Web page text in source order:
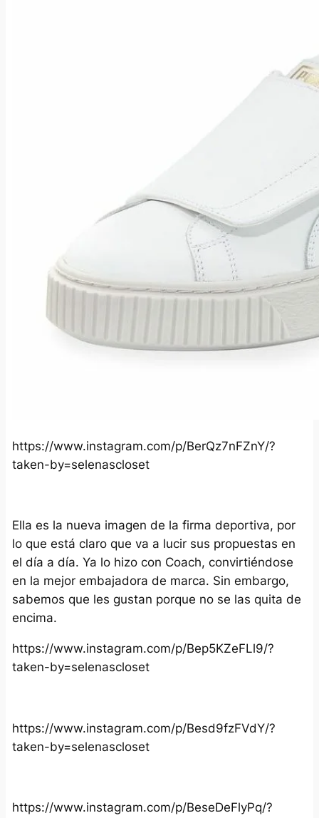
https://www.instagram.com/p/BerQz7nFZnY/?
taken-by=selenascloset
Ella es la nueva imagen de la firma deportiva, por
lo que está claro que va a lucir sus propuestas en
el día a día. Ya lo hizo con Coach, convirtiéndose
en la mejor embajadora de marca. Sin embargo,
sabemos que les gustan porque no se las quita de
encima.
https://www.instagram.com/p/Bep5KZeFLl9/?
taken-by=selenascloset
https://www.instagram.com/p/Besd9fzFVdY/?
taken-by=selenascloset
https://www.instagram.com/p/BeseDeFlyPq/?